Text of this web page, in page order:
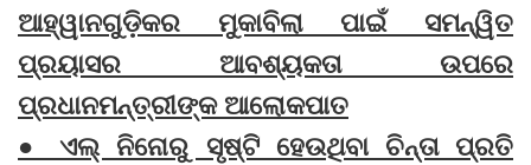
ଆହ୍ୱାନଗୁଡ଼ିକର ମୁକାବିଲା ପାଇଁ ସମନ୍ୱିତ
ପ୍ରୟାସର ଆବଶ୍ୟକତା ଉପରେ
ପ୍ରଧାନମନ୍ତ୍ରୀଙ୍କ ଆଲୋକପାତ
● ଏଲ୍ ନିନୋରୁ ସୃଷ୍ଟି ହେଉଥିବା ଚିନ୍ତା ପ୍ରତି